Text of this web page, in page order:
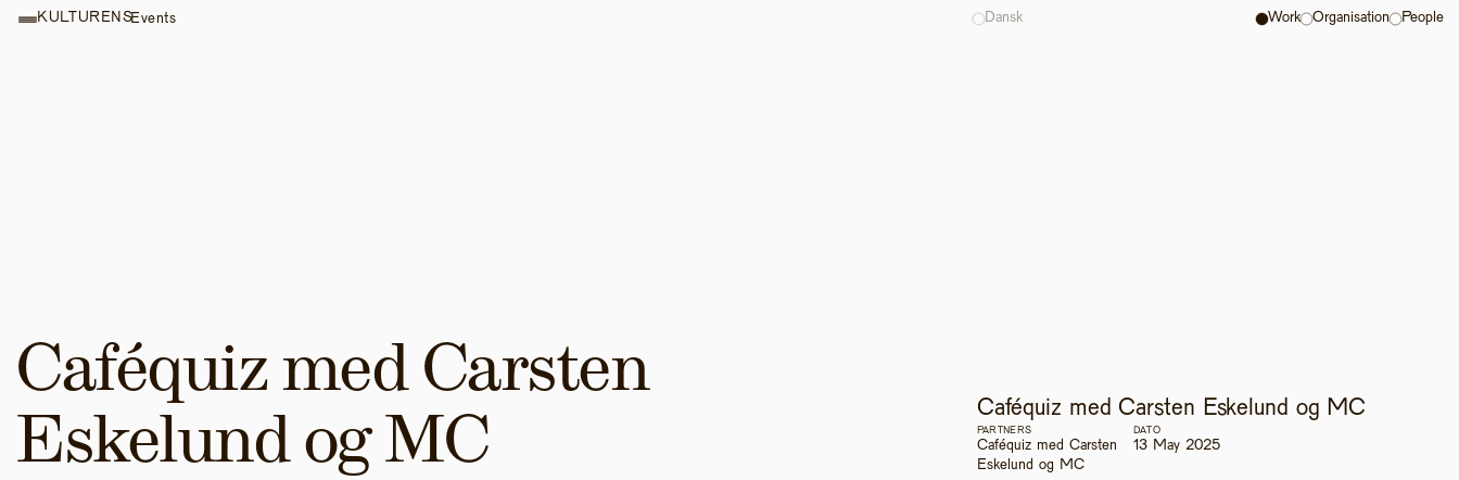
Caféquiz med Carsten
Eskelund og MC
Caféquiz med Carsten Eskelund og MC
PARTNERS
Caféquiz med Carsten
Eskelund og MC
DATO
13 May 2025
KULTURENSEvents Dansk Work Organisation People